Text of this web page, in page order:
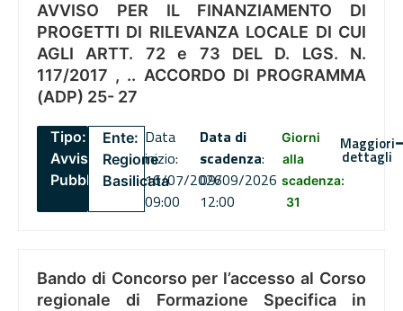
AVVISO PER IL FINANZIAMENTO DI
PROGETTI DI RILEVANZA LOCALE DI CUI
AGLI ARTT. 72 e 73 DEL D. LGS. N.
117/2017 , .. ACCORDO DI PROGRAMMA
(ADP) 25- 27
Tipo:
Avviso
Pubblico
Ente:
Regione
Basilicata
Data
inizio:
16/07/2026
09:00
Data di
scadenza:
09/09/2026
12:00
Giorni
alla
scadenza:
31
Maggiori
dettagli
Bando di Concorso per l’accesso al Corso
regionale di Formazione Specifica in